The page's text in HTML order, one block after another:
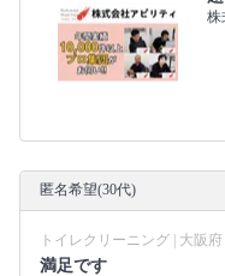
株
匿名希望(30代)
トイレクリーニング | 大阪府
満足です